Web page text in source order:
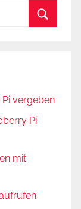
vergeben
Pi
mit